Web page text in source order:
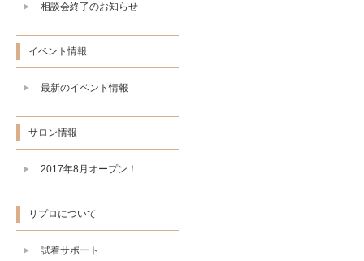
相談会終了のお知らせ
イベント情報
最新のイベント情報
サロン情報
2017年8月オープン！
リプロについて
試着サポート